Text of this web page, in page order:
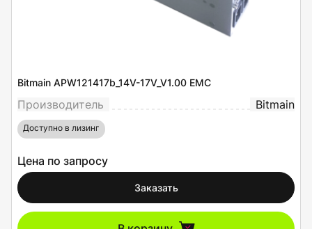
Bitmain APW121417b_14V-17V_V1.00 EMC
Производитель Bitmain
Доступно в лизинг
Цена по запросу
Заказать